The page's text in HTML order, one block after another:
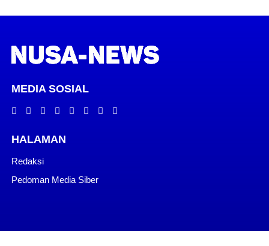
MEDIA SOSIAL
HALAMAN
Redaksi
Pedoman Media Siber